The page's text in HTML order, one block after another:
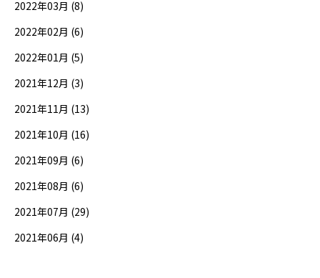
2022年03月 (8)
2022年02月 (6)
2022年01月 (5)
2021年12月 (3)
2021年11月 (13)
2021年10月 (16)
2021年09月 (6)
2021年08月 (6)
2021年07月 (29)
2021年06月 (4)